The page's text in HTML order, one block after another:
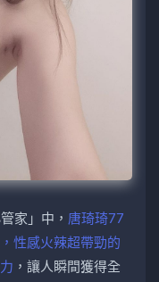
家」中， 唐琦琦77
性感火辣超帶勁的
，讓人瞬間獲得全